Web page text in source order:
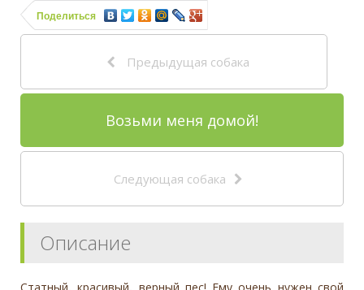
Поделиться
Предыдущая собака
Возьми меня домой!
Следующая собака
Описание